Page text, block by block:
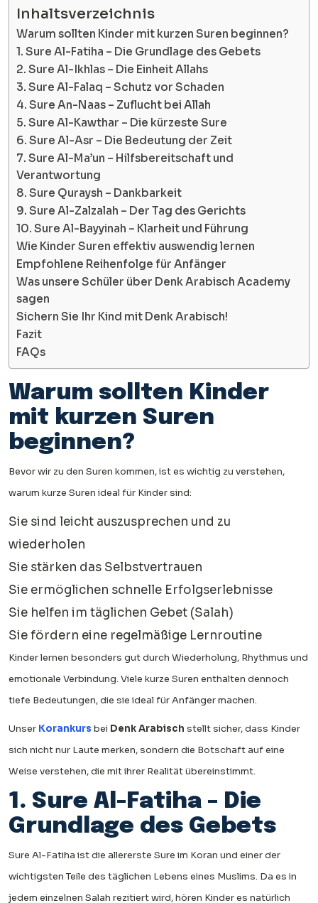
Inhaltsverzeichnis
Warum sollten Kinder mit kurzen Suren beginnen?
1. Sure Al-Fatiha – Die Grundlage des Gebets
2. Sure Al-Ikhlas – Die Einheit Allahs
3. Sure Al-Falaq – Schutz vor Schaden
4. Sure An-Naas – Zuflucht bei Allah
5. Sure Al-Kawthar – Die kürzeste Sure
6. Sure Al-Asr – Die Bedeutung der Zeit
7. Sure Al-Ma’un – Hilfsbereitschaft und
Verantwortung
8. Sure Quraysh – Dankbarkeit
9. Sure Al-Zalzalah – Der Tag des Gerichts
10. Sure Al-Bayyinah – Klarheit und Führung
Wie Kinder Suren effektiv auswendig lernen
Empfohlene Reihenfolge für Anfänger
Was unsere Schüler über Denk Arabisch Academy
sagen
Sichern Sie Ihr Kind mit Denk Arabisch!
Fazit
FAQs
Warum sollten Kinder
mit kurzen Suren
beginnen?
Bevor wir zu den Suren kommen, ist es wichtig zu verstehen,
warum kurze Suren ideal für Kinder sind:
Sie sind leicht auszusprechen und zu
wiederholen
Sie stärken das Selbstvertrauen
Sie ermöglichen schnelle Erfolgserlebnisse
Sie helfen im täglichen Gebet (Salah)
Sie fördern eine regelmäßige Lernroutine
Kinder lernen besonders gut durch Wiederholung, Rhythmus und
emotionale Verbindung. Viele kurze Suren enthalten dennoch
tiefe Bedeutungen, die sie ideal für Anfänger machen.
Unser Korankurs bei Denk Arabisch stellt sicher, dass Kinder
sich nicht nur Laute merken, sondern die Botschaft auf eine
Weise verstehen, die mit ihrer Realität übereinstimmt.
1. Sure Al-Fatiha – Die
Grundlage des Gebets
Sure Al-Fatiha ist die allererste Sure im Koran und einer der
wichtigsten Teile des täglichen Lebens eines Muslims. Da es in
jedem einzelnen Salah rezitiert wird, hören Kinder es natürlich